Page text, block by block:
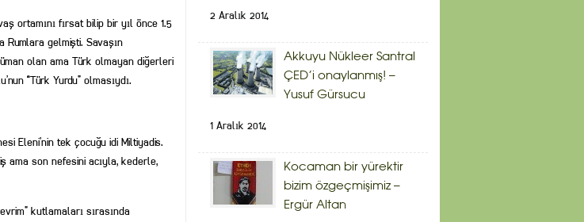
ortamını fırsat bilip bir yıl önce 1.5
Rumlara gelmişti. Savaşın
olan ama Türk olmayan diğerleri
“Türk Yurdu” olmasıydı.
Eleni’nin tek çocuğu idi Miltiyadis.
ama son nefesini acıyla, kederle,
kutlamaları sırasında
2 Aralık 2014
Akkuyu Nükleer Santral
ÇED’i onaylanmış! –
Yusuf Gürsucu
1 Aralık 2014
Kocaman bir yürektir
bizim özgeçmişimiz –
Ergür Altan